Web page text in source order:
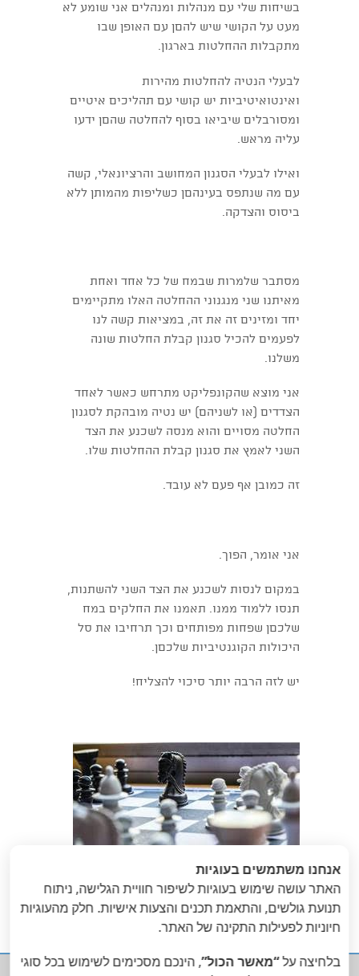
בשיחות שלי עם מנהלות ומנהלים אני שומע לא
מעט על הקושי שיש להםן עם האופן שבו
מתקבלות ההחלטות בארגון.
לבעלי הנטיה להחלטות מהירות
ואינטואיטיביות יש קושי עם תהליכים איטיים
ומסורבלים שיביאו בסוף להחלטה שהםן ידעו
עליה מראש.
ואילו לבעלי הסגנון המחושב והרציונאלי, קשה
עם מה שנתפס בעינהםן כשליפות מהמותן ללא
ביסוס והצדקה.
מסתבר שלמרות שבמח של כל אחד ואחת
מאיתנו שני מנגנוני ההחלטה האלו מתקיימים
יחד ומזינים זה את זה, במציאות קשה לנו
לפעמים להכיל סגנון קבלת החלטות שונה
משלנו.
אני מוצא שהקונפליקט מתרחש כאשר לאחד
הצדדים (או לשניהם) יש נטיה מובהקת לסגנון
החלטה מסויים והוא מנסה לשכנע את הצד
השני לאמץ את סגנון קבלת ההחלטות שלו.
זה כמובן אף פעם לא עובד.
אני אומר, הפוך.
במקום לנסות לשכנע את הצד השני להשתנות,
תנסו ללמוד ממנו. תאמנו את החלקים במח
שלכםן שפחות מפותחים וכך תרחיבו את סל
היכולות הקוגנטיביות שלכםן.
יש לזה הרבה יותר סיכוי להצליח!
« הקודם: זכר
ליציאת מצריים
הבא: הקבוצה
אנחנו משתמשים בעוגיות
האתר עושה שימוש בעוגיות לשיפור חוויית הגלישה, ניתוח
תנועת גולשים, והתאמת תכנים והצעות אישיות. חלק מהעוגיות
חיוניות לפעילות התקינה של האתר.
בלחיצה על“מאשר הכול”, הינכם מסכימים לשימוש בכל סוגי